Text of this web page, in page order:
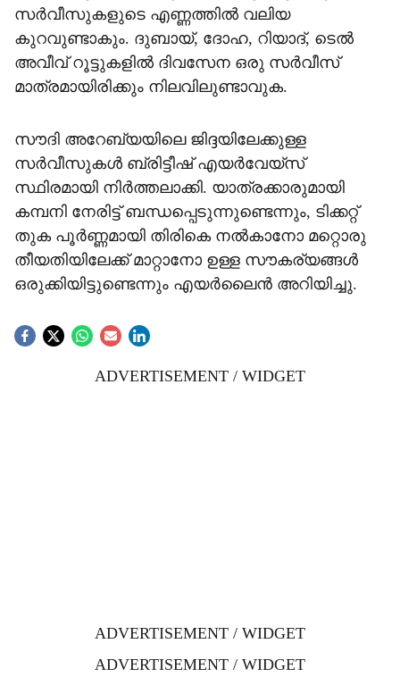
സർവീസുകളുടെ എണ്ണത്തിൽ വലിയ
കുറവുണ്ടാകും. ദുബായ്, ദോഹ, റിയാദ്, ടെൽ
അവീവ് റൂട്ടുകളിൽ ദിവസേന ഒരു സർവീസ്
മാത്രമായിരിക്കും നിലവിലുണ്ടാവുക.
സൗദി അറേബ്യയിലെ ജിദ്ദയിലേക്കുള്ള
സർവീസുകൾ ബ്രിട്ടീഷ് എയർവേയ്സ്
സ്ഥിരമായി നിർത്തലാക്കി. യാത്രക്കാരുമായി
കമ്പനി നേരിട്ട് ബന്ധപ്പെടുന്നുണ്ടെന്നും, ടിക്കറ്റ്
തുക പൂർണ്ണമായി തിരികെ നൽകാനോ മറ്റൊരു
തീയതിയിലേക്ക് മാറ്റാനോ ഉള്ള സൗകര്യങ്ങൾ
ഒരുക്കിയിട്ടുണ്ടെന്നും എയർലൈൻ അറിയിച്ചു.
ADVERTISEMENT / WIDGET
ADVERTISEMENT / WIDGET
ADVERTISEMENT / WIDGET